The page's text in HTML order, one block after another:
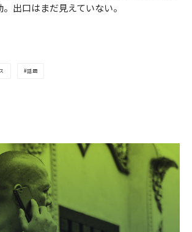
出口はまだ見えていない。
話題